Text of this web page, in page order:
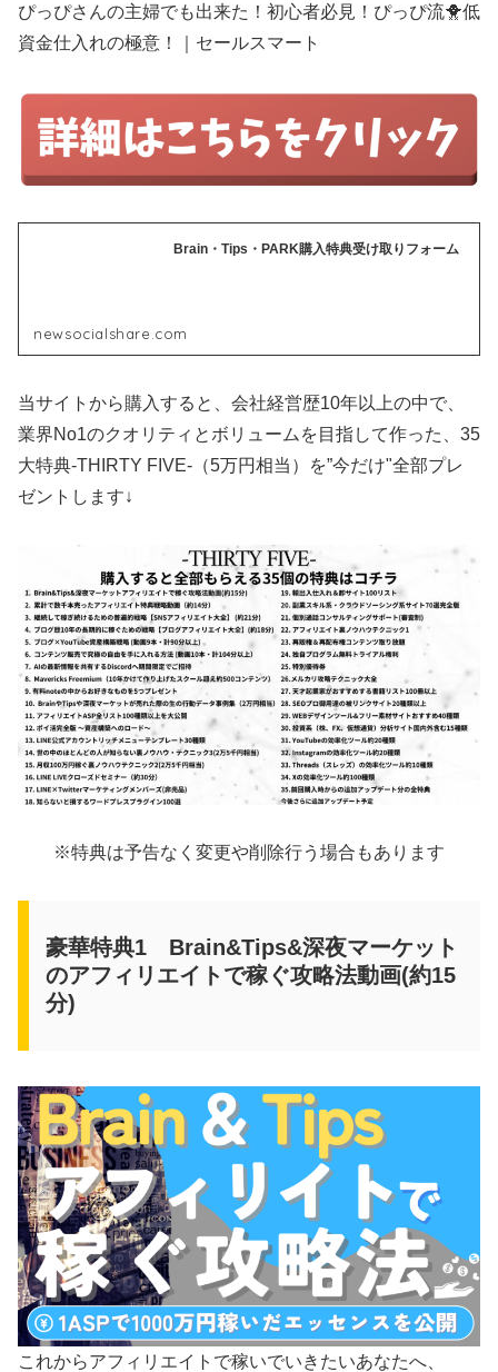
ぴっぴさんの主婦でも出来た！初心者必見！ぴっぴ流🐥低
資金仕入れの極意！｜セールスマート
Brain・Tips・PARK購入特典受け取りフォーム
newsocialshare.com
当サイトから購入すると、会社経営歴10年以上の中で、
業界No1のクオリティとボリュームを目指して作った、35
大特典-THIRTY FIVE-（5万円相当）を”今だけ"全部プレ
ゼントします↓
※特典は予告なく変更や削除行う場合もあります
豪華特典1 Brain&Tips&深夜マーケット
のアフィリエイトで稼ぐ攻略法動画(約15
分)
これからアフィリエイトで稼いでいきたいあなたへ、